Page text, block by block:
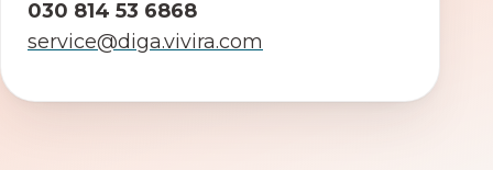
030 814 53 6868
service@diga.vivira.com